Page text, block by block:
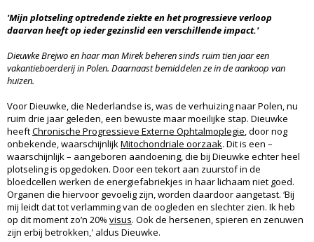
'Mijn plotseling optredende ziekte en het progressieve verloop
daarvan heeft op ieder gezinslid een verschillende impact.'
Dieuwke Brejwo en haar man Mirek beheren sinds ruim tien jaar een
vakantieboerderij in Polen. Daarnaast bemiddelen ze in de aankoop van
huizen.
Voor Dieuwke, die Nederlandse is, was de verhuizing naar Polen, nu
ruim drie jaar geleden, een bewuste maar moeilijke stap. Dieuwke
heeftChronische Progressieve Externe Ophtalmoplegie, door nog
onbekende, waarschijnlijkMitochondriale oorzaak. Dit is een –
waarschijnlijk – aangeboren aandoening, die bij Dieuwke echter heel
plotseling is opgedoken. Door een tekort aan zuurstof in de
bloedcellen werken de energiefabriekjes in haar lichaam niet goed.
Organen die hiervoor gevoelig zijn, worden daardoor aangetast. ‘Bij
mij leidt dat tot verlamming van de oogleden en slechter zien. Ik heb
op dit moment zo’n 20% visus. Ook de hersenen, spieren en zenuwen
zijn erbij betrokken,' aldus Dieuwke.